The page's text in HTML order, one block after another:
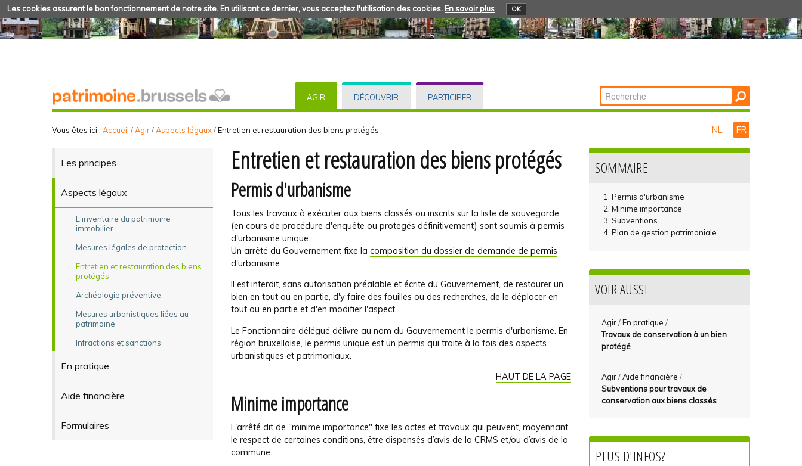
Les cookies assurent le bon fonctionnement de notre site. En utilisant ce dernier, vous acceptez l'utilisation des cookies. En savoir plus OK
AGIR DÉCOUVRIR PARTICIPER Chercher par
Recherche
Vous êtes ici : Accueil /Agir/Aspects légaux/Entretien et restauration des biens protégés NL FR
Les principes
Aspects légaux
L'inventaire du patrimoine
immobilier
Mesures légales de protection
Entretien et restauration des biens
protégés
Archéologie préventive
Mesures urbanistiques liées au
patrimoine
Infractions et sanctions
En pratique
Aide financière
Formulaires
Entretien et restauration des biens protégés
Permis d'urbanisme
Tous les travaux à exécuter aux biens classés ou inscrits sur la liste de sauvegarde
(en cours de procédure d'enquête ou protegés définitivement) sont soumis à permis
d'urbanisme unique.
Un arrêté du Gouvernement fixe la composition du dossier de demande de permis
d'urbanisme.
Il est interdit, sans autorisation préalable et écrite du Gouvernement, de restaurer un
bien en tout ou en partie, d'y faire des fouilles ou des recherches, de le déplacer en
tout ou en partie et d'en modifier l'aspect.
Le Fonctionnaire délégué délivre au nom du Gouvernement le permis d'urbanisme. En
région bruxelloise, le permis unique est un permis qui traite à la fois des aspects
urbanistiques et patrimoniaux.
HAUT DE LA PAGE
Minime importance
L'arrêté dit de "minime importance" fixe les actes et travaux qui peuvent, moyennant
le respect de certaines conditions, être dispensés d’avis de la CRMS et/ou d’avis de la
commune.
SOMMAIRE
Permis d'urbanisme
Minime importance
Subventions
Plan de gestion patrimoniale
VOIR AUSSI
Agir/En pratique /
Travaux de conservation à un bien
protégé
Agir/Aide financière /
Subventions pour travaux de
conservation aux biens classés
PLUS D'INFOS?